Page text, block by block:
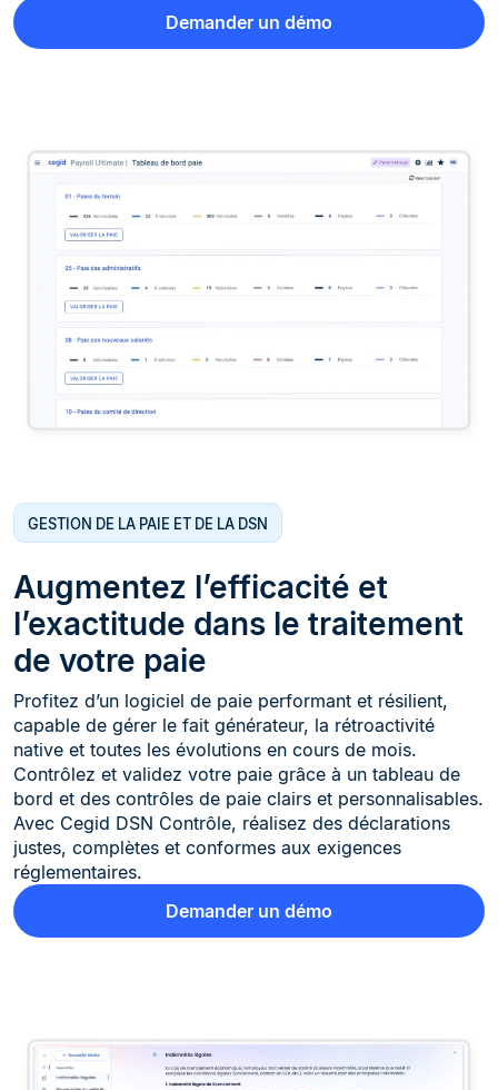
Demander un démo
GESTION DE LA PAIE ET DE LA DSN
Augmentez l’efficacité et
l’exactitude dans le traitement
de votre paie
Profitez d’un logiciel de paie performant et résilient,
capable de gérer le fait générateur, la rétroactivité
native et toutes les évolutions en cours de mois.
Contrôlez et validez votre paie grâce à un tableau de
bord et des contrôles de paie clairs et personnalisables.
Avec Cegid DSN Contrôle, réalisez des déclarations
justes, complètes et conformes aux exigences
réglementaires.
Demander un démo